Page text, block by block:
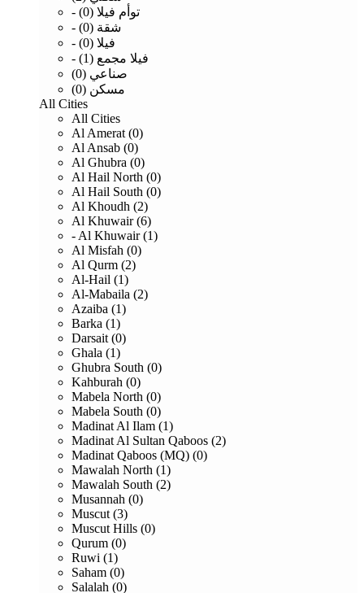
- توأم فيلا (0)
- شقة (0)
- فيلا (0)
- فيلا مجمع (1)
صناعي (0)
مسكن (0)
All Cities
All Cities
Al Amerat (0)
Al Ansab (0)
Al Ghubra (0)
Al Hail North (0)
Al Hail South (0)
Al Khoudh (2)
Al Khuwair (6)
- Al Khuwair (1)
Al Misfah (0)
Al Qurm (2)
Al-Hail (1)
Al-Mabaila (2)
Azaiba (1)
Barka (1)
Darsait (0)
Ghala (1)
Ghubra South (0)
Kahburah (0)
Mabela North (0)
Mabela South (0)
Madinat Al Ilam (1)
Madinat Al Sultan Qaboos (2)
Madinat Qaboos (MQ) (0)
Mawalah North (1)
Mawalah South (2)
Musannah (0)
Muscut (3)
Muscut Hills (0)
Qurum (0)
Ruwi (1)
Saham (0)
Salalah (0)